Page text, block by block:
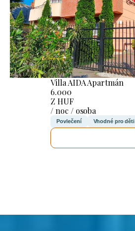
Villa AIDA Apartmán
6.000
Z HUF
/ noc / osoba
Povlečení Vhodné pro děti